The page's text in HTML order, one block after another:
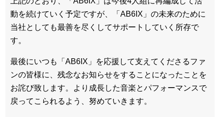
動を続けていく予定ですが、「AB6IX」の未来のために
当社としても最善を尽くしてサポートしていく所存で
す。
最後にいつも「AB6IX」を応援して支えてくださるファ
ンの皆様に、残念なお知らせをすることになったことを
お詫び致します。より成長した音楽とパフォーマンスで
戻ってこられるよう、努めていきます。